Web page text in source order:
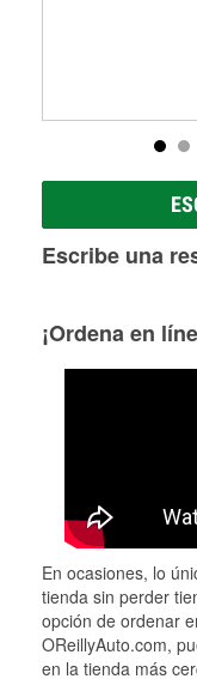
Escribe una
¡Ordena en
En ocasiones, lo
tienda sin perder
opción de ordenar
OReillyAuto.com,
en la tienda más